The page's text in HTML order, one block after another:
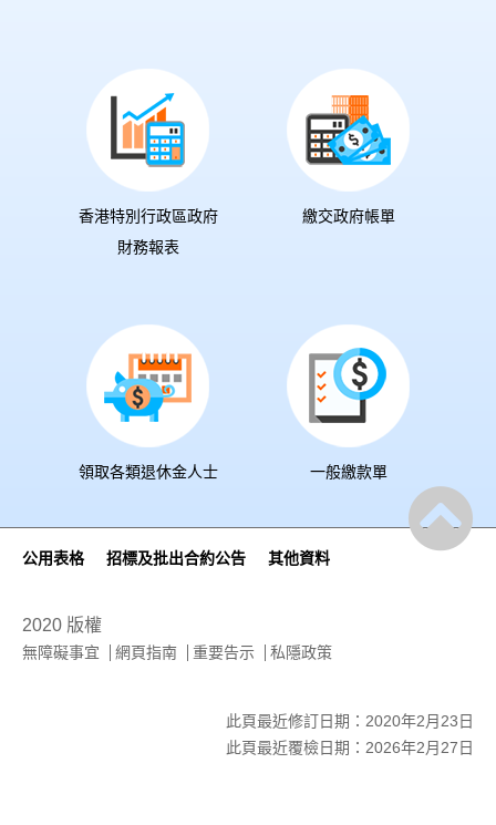
香港特別行政區政府
財務報表
繳交政府帳單
領取各類退休金人士 一般繳款單
公用表格 招標及批出合約公告 其他資料
2020 版權
無障礙事宜 網頁指南 重要告示 私隱政策
此頁最近修訂日期：2020年2月23日
此頁最近覆檢日期：2026年2月27日